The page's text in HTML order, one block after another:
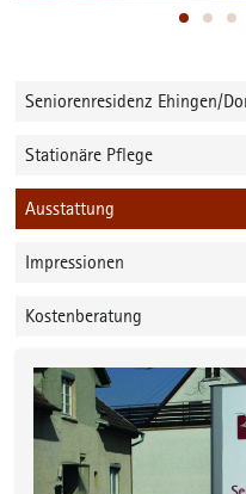
Seniorenresidenz Ehingen/
Stationäre Pflege
Ausstattung
Impressionen
Kostenberatung